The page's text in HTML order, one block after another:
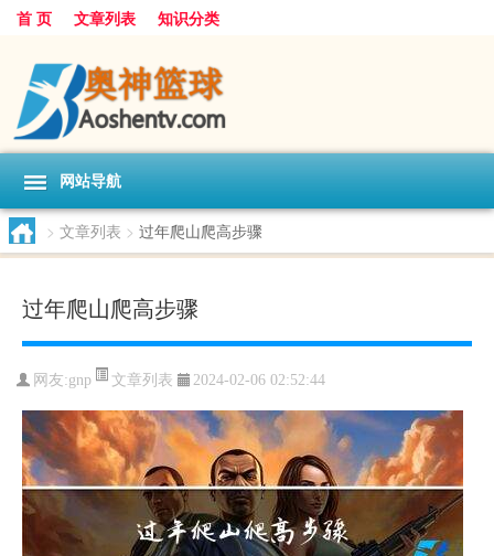
首 页 文章列表 知识分类
网站导航
> 文章列表 > 过年爬山爬高步骤
过年爬山爬高步骤
网友:gnp 文章列表 2024-02-06 02:52:44